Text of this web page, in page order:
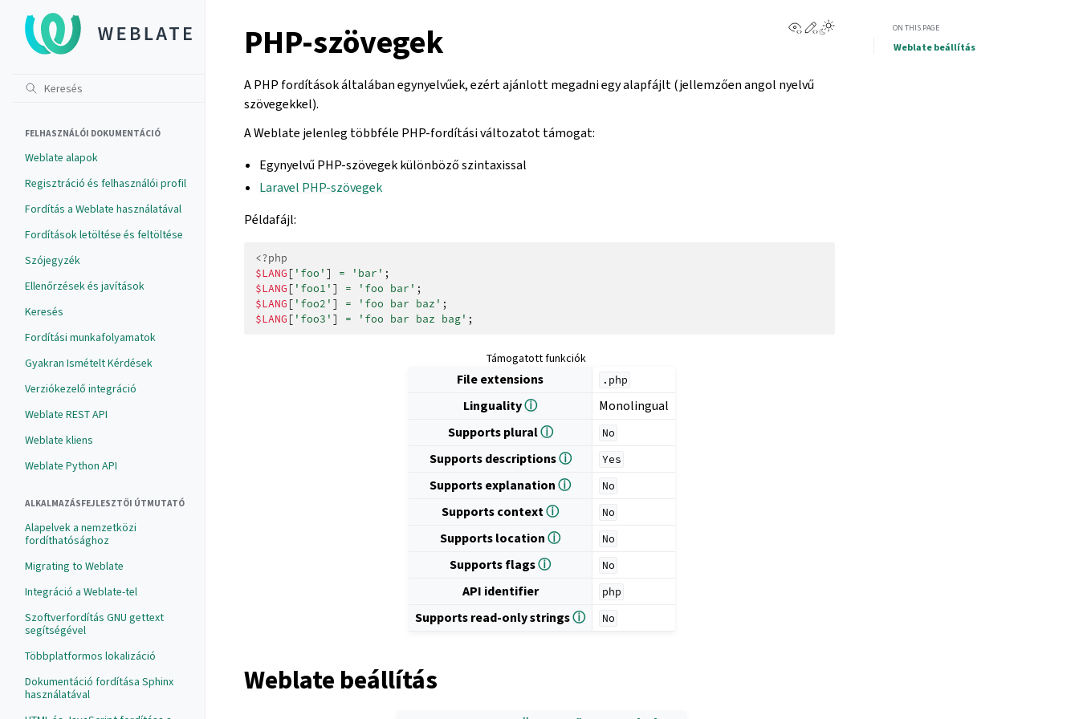
FELHASZNÁLÓI DOKUMENTÁCIÓ
Weblate alapok
Regisztráció és felhasználói profil
Fordítás a Weblate használatával
Fordítások letöltése és feltöltése
Szójegyzék
Ellenőrzések és javítások
Keresés
Fordítási munkafolyamatok
Gyakran Ismételt Kérdések
Verziókezelő integráció
Weblate REST API
Weblate kliens
Weblate Python API
ALKALMAZÁSFEJLESZTŐI ÚTMUTATÓ
Alapelvek a nemzetközi
fordíthatósághoz
Migrating to Weblate
Integráció a Weblate-tel
Szoftverfordítás GNU gettext
segítségével
Többplatformos lokalizáció
Dokumentáció fordítása Sphinx
használatával
View this page
Edit this page
PHP-szövegek
A PHP fordítások általában egynyelvűek, ezért ajánlott megadni egy alapfájlt (jellemzően angol nyelvű
szövegekkel).
A Weblate jelenleg többféle PHP-fordítási változatot támogat:
Egynyelvű PHP-szövegek különböző szintaxissal
Laravel PHP-szövegek
Példafájl:
<?php
$LANG [ 'foo' ] = 'bar' ;
$LANG [ 'foo1' ] = 'foo bar' ;
$LANG [ 'foo2' ] = 'foo bar baz' ;
$LANG [ 'foo3' ] = 'foo bar baz bag' ;
Támogatott funkciók
File extensions .php
Lingualityⓘ
Monolingual
Supports pluralⓘ No
Supports descriptionsⓘ Yes
Supports explanationⓘ No
Supports contextⓘ No
Supports locationⓘ No
Supports flagsⓘ No
API identifier php
Supports read-only stringsⓘ No
Weblate beállítás
ON THIS PAGE
Weblate beállítás